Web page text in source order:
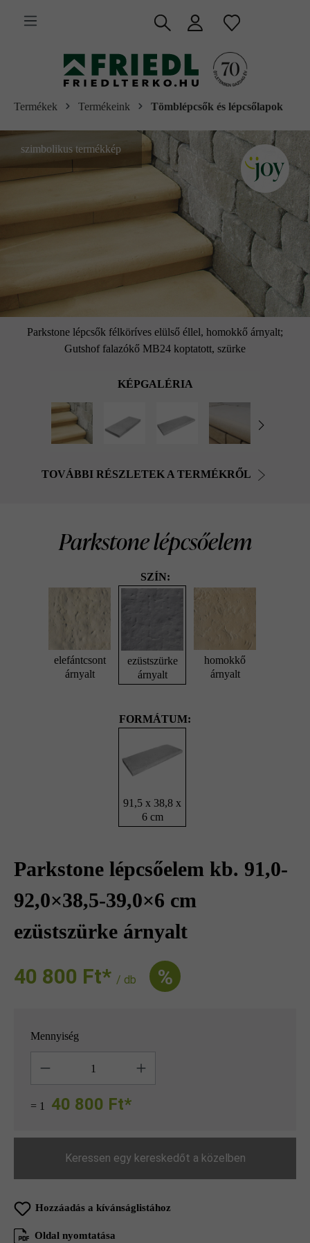
tartalomra
Termékek Termékeink Tömblépcsők és lépcsőlapok
Parkstone lépcsők félköríves elülső éllel, homokkő árnyalt;
Gutshof falazókő MB24 koptatott, szürke
szimbolikus termékkép
KÉPGALÉRIA
TOVÁBBI RÉSZLETEK A TERMÉKRŐL
Parkstone lépcsőelem
SZÍN:
elefántcsont
árnyalt
ezüstszürke
árnyalt
homokkő
árnyalt
FORMÁTUM:
91,5 x 38,8 x
6 cm
Parkstone lépcsőelem kb. 91,0-
92,0×38,5-39,0×6 cm
ezüstszürke árnyalt
40 800 Ft‎‎‎* / db %
Mennyiség
= 1 40 800 Ft*
Keressen egy kereskedőt a közelben
Hozzáadás a kívánságlistához
Oldal nyomtatása